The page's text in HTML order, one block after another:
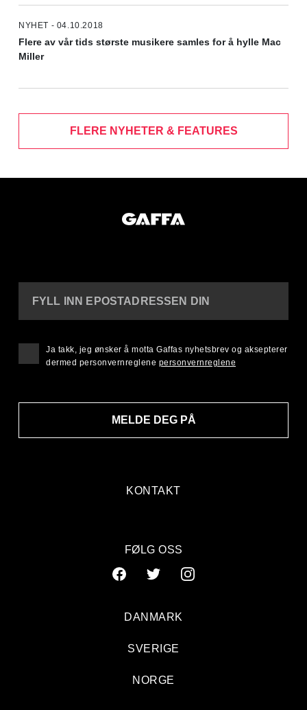
NYHET - 04.10.2018
Flere av vår tids største musikere samles for å hylle Mac
Miller
FLERE NYHETER & FEATURES
KONTAKT
FYLL INN EPOSTADRESSEN DIN
MELDE DEG PÅ
Ja takk, jeg ønsker å motta Gaffas nyhetsbrev og aksepterer
dermed personvernreglene personvernreglene
FØLG OSS
DANMARK
SVERIGE
NORGE